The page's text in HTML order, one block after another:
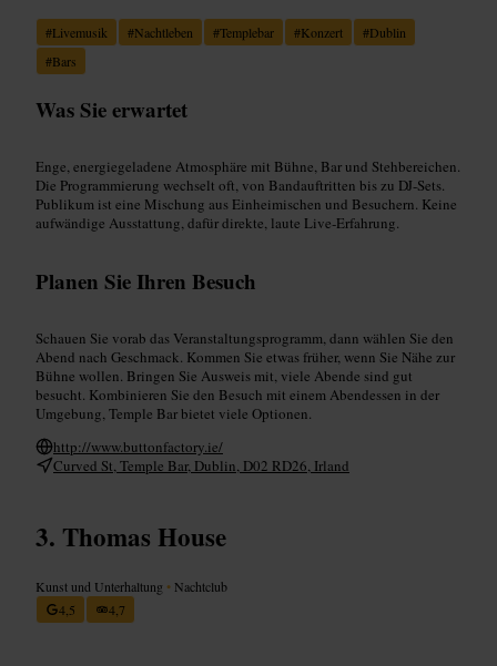
#Livemusik #Nachtleben #Templebar #Konzert #Dublin
#Bars
Was Sie erwartet
Enge, energiegeladene Atmosphäre mit Bühne, Bar und Stehbereichen.
Die Programmierung wechselt oft, von Bandauftritten bis zu DJ‑Sets.
Publikum ist eine Mischung aus Einheimischen und Besuchern. Keine
aufwändige Ausstattung, dafür direkte, laute Live‑Erfahrung.
Planen Sie Ihren Besuch
Schauen Sie vorab das Veranstaltungsprogramm, dann wählen Sie den
Abend nach Geschmack. Kommen Sie etwas früher, wenn Sie Nähe zur
Bühne wollen. Bringen Sie Ausweis mit, viele Abende sind gut
besucht. Kombinieren Sie den Besuch mit einem Abendessen in der
Umgebung, Temple Bar bietet viele Optionen.
http://www.buttonfactory.ie/
Curved St, Temple Bar, Dublin, D02 RD26, Irland
Thomas House
Kunst und Unterhaltung • Nachtclub
4,5
4,7